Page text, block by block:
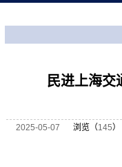
民进上海
2025-05-07 浏览（145）